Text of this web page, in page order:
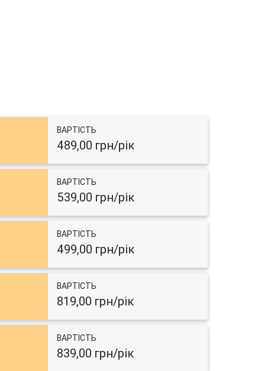
ВАРТІСТЬ
489,00 грн/рік
ВАРТІСТЬ
539,00 грн/рік
ВАРТІСТЬ
499,00 грн/рік
ВАРТІСТЬ
819,00 грн/рік
ВАРТІСТЬ
839,00 грн/рік